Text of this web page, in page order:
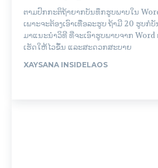
ຕາມປົກກະຕິຖ້າຍາກບັນທຶກຮູບພາບໃນ
ເພາະຈະຕ້ອງເອົາເທື່ອລະຮູບ ຖ້າມີ 20 ຮູບກໍ່
ມາແນະນຳວິທີ ທີ່ຈະເອົາຮູບພາບຈາກ Word
ເຮັດໃຫ້ໄວຂຶ້ນ ແລະສະດວກສະບາຍ
XAYSANA INSIDELAOS